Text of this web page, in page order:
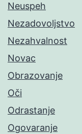
Neuspeh
Nezadovoljstvo
Nezahvalnost
Novac
Obrazovanje
Oči
Odrastanje
Ogovaranje